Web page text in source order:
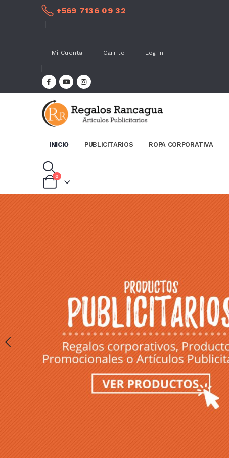
+569 7136 09 32
Mi Cuenta Carrito Log In
INICIO PUBLICITARIOS ROPA CORPORATIVA
0